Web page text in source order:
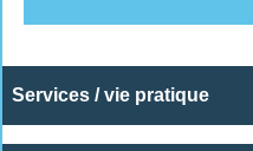
Services / vie pratique